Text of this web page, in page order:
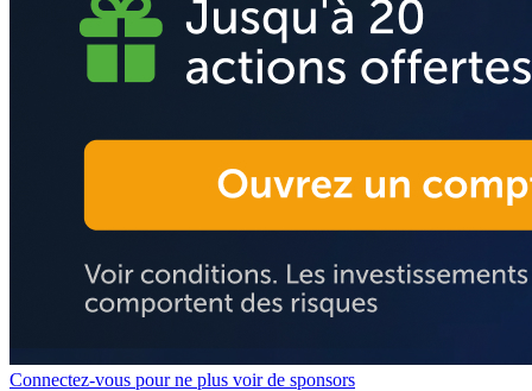
Connectez-vous pour ne plus voir de sponsors